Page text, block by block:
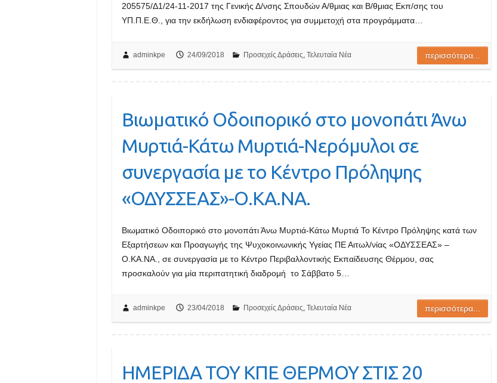
205575/Δ1/24-11-2017 της Γενικής Δ/νσης Σπουδών Α/θμιας και Β/θμιας Εκπ/σης του
ΥΠ.Π.Ε.Θ., για την εκδήλωση ενδιαφέροντος για συμμετοχή στα προγράμματα…
adminkpe 24/09/2018 Προσεχείς Δράσεις, Τελευταία Νέα περισσότερα...
Βιωματικό Οδοιπορικό στο μονοπάτι Άνω
Μυρτιά-Κάτω Μυρτιά-Νερόμυλοι σε
συνεργασία με το Κέντρο Πρόληψης
«ΟΔΥΣΣΕΑΣ»-Ο.ΚΑ.ΝΑ.
Βιωματικό Οδοιπορικό στο μονοπάτι Άνω Μυρτιά-Κάτω Μυρτιά Το Κέντρο Πρόληψης κατά των
Εξαρτήσεων και Προαγωγής της Ψυχοκοινωνικής Υγείας ΠΕ Αιτωλ/νίας «ΟΔΥΣΣΕΑΣ» –
Ο.ΚΑ.ΝΑ., σε συνεργασία με το Κέντρο Περιβαλλοντικής Εκπαίδευσης Θέρμου, σας
προσκαλούν για μία περιπατητική διαδρομή το Σάββατο 5…
adminkpe 23/04/2018 Προσεχείς Δράσεις, Τελευταία Νέα περισσότερα...
ΗΜΕΡΙΔΑ ΤΟΥ ΚΠΕ ΘΕΡΜΟΥ ΣΤΙΣ 20